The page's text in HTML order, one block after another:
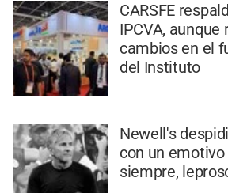
CARSFE
IPCVA, aunque
cambios en el
del Instituto
Newell's
con un
siempre,